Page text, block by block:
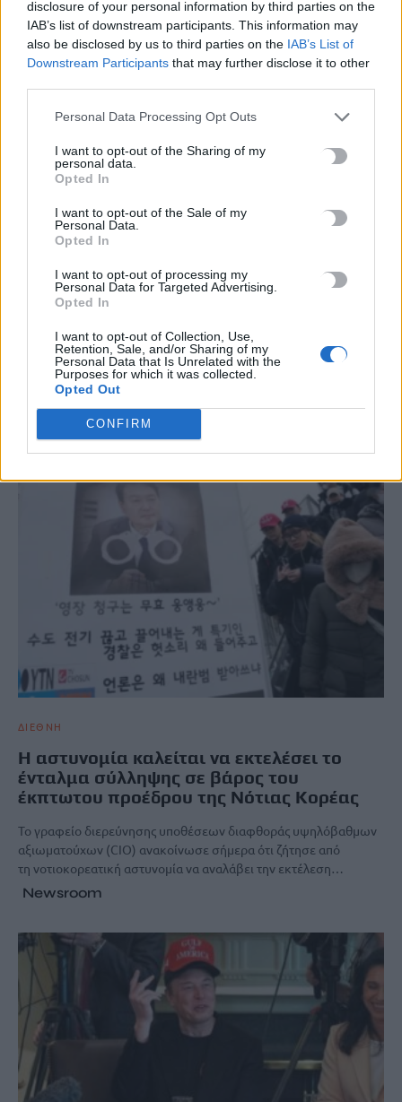
disclosure of your personal information by third parties on the
IAB’s list of downstream participants. This information may
also be disclosed by us to third parties on the IAB’s List of
Downstream Participants that may further disclose it to other
Personal Data Processing Opt Outs
I want to opt-out of the Sharing of my
personal data.
Opted In
I want to opt-out of the Sale of my
Personal Data.
Opted In
I want to opt-out of processing my
Personal Data for Targeted Advertising.
Opted In
I want to opt-out of Collection, Use,
Retention, Sale, and/or Sharing of my
Personal Data that Is Unrelated with the
Purposes for which it was collected.
Opted Out
CONFIRM
myAGRO: «Η χώρα δεν μπορεί να είναι άλλο αιχμάλωτη του
ρουσφετιού»
6 Αυγούστου, 2026
Μυστράς: Νεκροτομή και τοξικολογικές θα δείξουν αν ο
6 Αυγούστου, 2026
TRENDING
ΦΩΤΙΑ # ΜΕΣΑΡΑ
ΣΧΕΤΙΚΆ ΆΡΘΡΑ
ΔΙΕΘΝΗ
Η αστυνομία καλείται να εκτελέσει το
ένταλμα σύλληψης σε βάρος του
έκπτωτου προέδρου της Νότιας Κορέας
Το γραφείο διερεύνησης υποθέσεων διαφθοράς υψηλόβαθμων
αξιωματούχων (CIO) ανακοίνωσε σήμερα ότι ζήτησε από
τη νοτιοκορεατική αστυνομία να αναλάβει την εκτέλεση…
Newsroom